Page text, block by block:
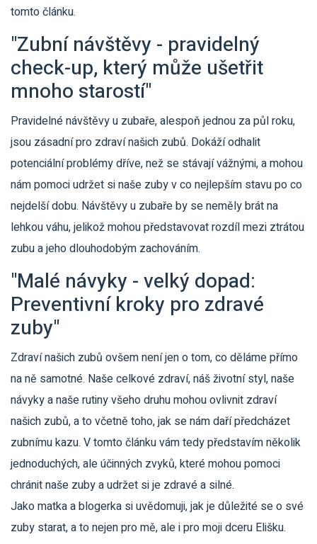
tomto článku.
"Zubní návštěvy - pravidelný
check-up, který může ušetřit
mnoho starostí"
Pravidelné návštěvy u zubaře, alespoň jednou za půl roku,
jsou zásadní pro zdraví našich zubů. Dokáží odhalit
potenciální problémy dříve, než se stávají vážnými, a mohou
nám pomoci udržet si naše zuby v co nejlepším stavu po co
nejdelší dobu. Návštěvy u zubaře by se neměly brát na
lehkou váhu, jelikož mohou představovat rozdíl mezi ztrátou
zubu a jeho dlouhodobým zachováním.
"Malé návyky - velký dopad:
Preventivní kroky pro zdravé
zuby"
Zdraví našich zubů ovšem není jen o tom, co děláme přímo
na ně samotné. Naše celkové zdraví, náš životní styl, naše
návyky a naše rutiny všeho druhu mohou ovlivnit zdraví
našich zubů, a to včetně toho, jak se nám daří předcházet
zubnímu kazu. V tomto článku vám tedy představím několik
jednoduchých, ale účinných zvyků, které mohou pomoci
chránit naše zuby a udržet si je zdravé a silné.
Jako matka a blogerka si uvědomuji, jak je důležité se o své
zuby starat, a to nejen pro mě, ale i pro moji dceru Elišku.